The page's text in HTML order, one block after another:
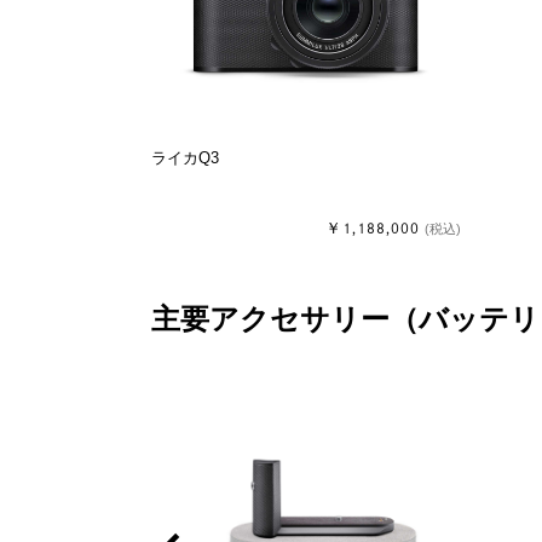
ライカQ3
￥1,188,000 (税込)
主要アクセサリー（バッテ